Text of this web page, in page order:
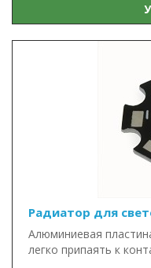
Радиатор для
Алюминиевая
легко припаять к